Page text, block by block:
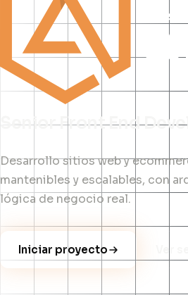
Senior Front End
Desarrollo sitios web y
mantenibles y escalables, con
lógica de negocio real.
Iniciar proyecto Ver